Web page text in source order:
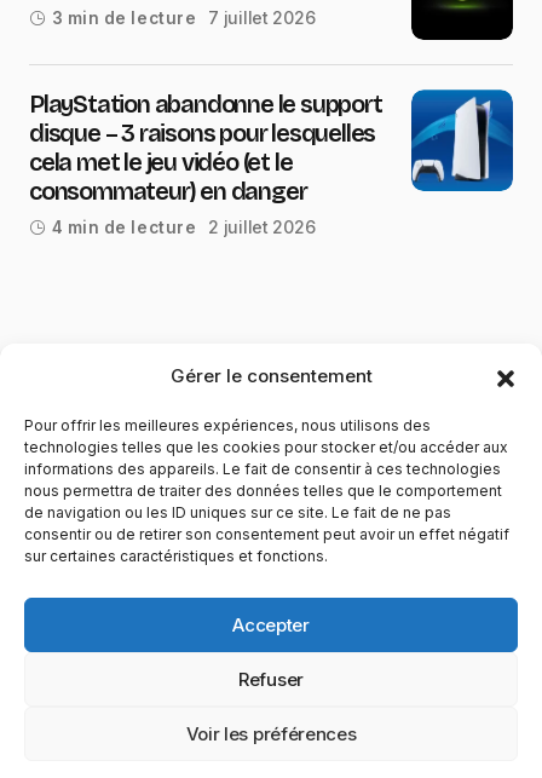
Gérer le consentement
Pour offrir les meilleures expériences, nous utilisons des
technologies telles que les cookies pour stocker et/ou accéder aux
informations des appareils. Le fait de consentir à ces technologies
nous permettra de traiter des données telles que le comportement
de navigation ou les ID uniques sur ce site. Le fait de ne pas
consentir ou de retirer son consentement peut avoir un effet négatif
sur certaines caractéristiques et fonctions.
Accepter
Refuser
Voir les préférences
3 min de lecture 7 juillet 2026
PlayStation abandonne le support
disque – 3 raisons pour lesquelles
cela met le jeu vidéo (et le
consommateur) en danger
4 min de lecture 2 juillet 2026
YubiGeek est un média français dédié aux nouvelles
technologies, à la culture geek et au numérique. Fondé par
du web, du gaming et de la science, avec une approche